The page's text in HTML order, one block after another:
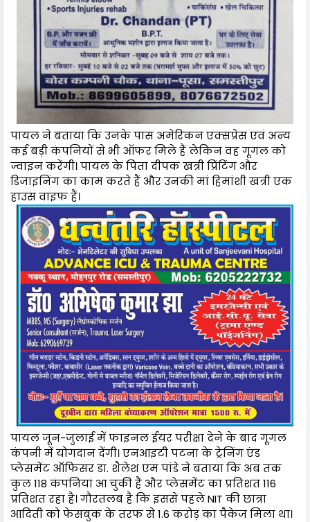
पायल ने बताया कि उनके पास अमेरिकन एक्सप्रेस एवं अन्य
कई बड़ी कंपनियों से भी ऑफर मिले हैं लेकिन वह गूगल को
ज्वाइन करेंगी। पायल के पिता दीपक खत्री प्रिंटिंग और
डिजाइनिंग का काम करते हैं और उनकी मां हिमांशी खत्री एक
हाउस वाइफ हैं।
पायल जून-जुलाई में फाइनल ईयर परीक्षा देने के बाद गूगल
कंपनी में योगदान देंगी। एनआइटी पटना के ट्रेनिंग एंड
प्लेसमेंट ऑफिसर डा. शैलेश एम पांडे ने बताया कि अब तक
कुल 118 कंपनियां आ चुकी हैं और प्लेसमेंट का प्रतिशत 116
प्रतिशत रहा है। गौरतलब है कि इससे पहले NIT की छात्रा
आदिती को फेसबुक के तरफ से 1.6 करोड़ का पैकेज मिला था।